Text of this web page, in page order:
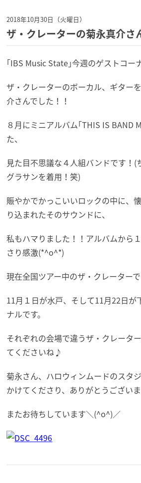
2018年10月30日（火曜日）
ザ・クレーターの菊永真介さ
｢IBS Music State｣今週のゲストコー
ザ・クレーターのボーカル、ギター
介さんでした！！
８月にミニアルバム｢THIS IS BAND
た、
見た目不思議な４人組バンドです！(
グラサンを着用！笑)
賑やかでかっこいいロックの中に、
り込まれたそのサウンドに、
私もハマりました！！アルバムから
さり感激(*^o^*)
現在全国ツアー中のザ・クレーターで
11月１日が水戸、そして11月22日が
ナルです。
それぞれの会場で違うザ・クレータ
てくださいね♪
菊永さん、ハロウィンムードのスタ
かけてくださり、ありがとうございま
またお待ちしています＼(^o^)／